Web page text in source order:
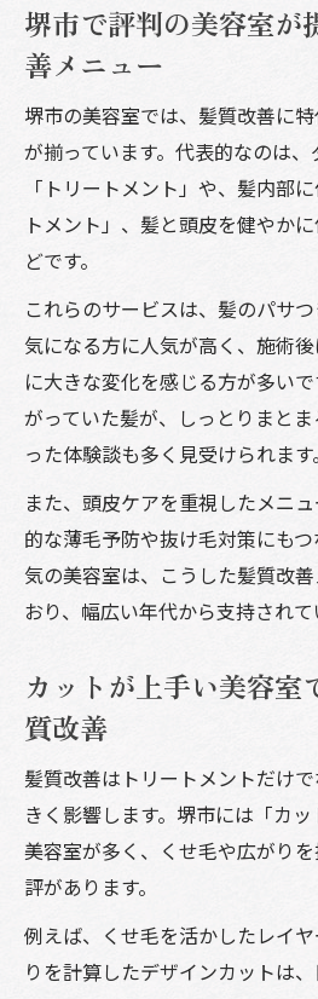
口コミ評価で見るヘアケア
美容室選びで役立つ口
堺市で人気の美容室が
析
カットが上手い美容室
び方
ン
メンズも満足する美容
説
大人女性におすすめの堺市
美容室で叶える大人女
ア術
上品なヘアスタイルを
び方
美容室で得られるリラ
堺市の美容室で楽しむ
カットが上手い美容室
引き出す
理想の髪へ導く堺市美容室
ト
美容室活用で理想の髪
紹介
堺市で評判の美容室が
善メニュー
堺市の美容室では、髪質改善に
が揃っています。代表的なのは
「トリートメント」や、髪内部
トメント」、髪と頭皮を健やか
どです。
これらのサービスは、髪のパサ
気になる方に人気が高く、施術
に大きな変化を感じる方が多い
がっていた髪が、しっとりまと
った体験談も多く見受けられます。
また、頭皮ケアを重視したメニ
的な薄毛予防や抜け毛対策にも
気の美容室は、こうした髪質改
おり、幅広い年代から支持されて
カットが上手い美容室
質改善
髪質改善はトリートメントだけ
きく影響します。堺市には「カ
美容室が多く、くせ毛や広がり
評があります。
例えば、くせ毛を活かしたレイ
りを計算したデザインカットは